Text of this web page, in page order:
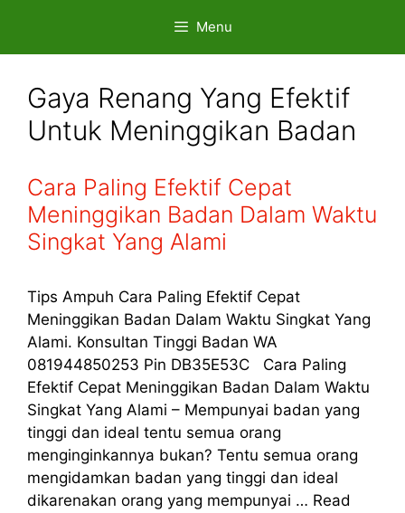
content
Menu
Gaya Renang Yang Efektif
Untuk Meninggikan Badan
Cara Paling Efektif Cepat
Meninggikan Badan Dalam Waktu
Singkat Yang Alami
Tips Ampuh Cara Paling Efektif Cepat
Meninggikan Badan Dalam Waktu Singkat Yang
Alami. Konsultan Tinggi Badan WA
081944850253 Pin DB35E53C Cara Paling
Efektif Cepat Meninggikan Badan Dalam Waktu
Singkat Yang Alami – Mempunyai badan yang
tinggi dan ideal tentu semua orang
menginginkannya bukan? Tentu semua orang
mengidamkan badan yang tinggi dan ideal
dikarenakan orang yang mempunyai … Read